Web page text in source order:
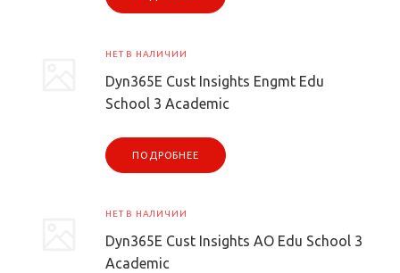
НЕТ В НАЛИЧИИ
Dyn365E Cust Insights Engmt Edu
School 3 Academic
ПОДРОБНЕЕ
НЕТ В НАЛИЧИИ
Dyn365E Cust Insights AO Edu School 3
Academic